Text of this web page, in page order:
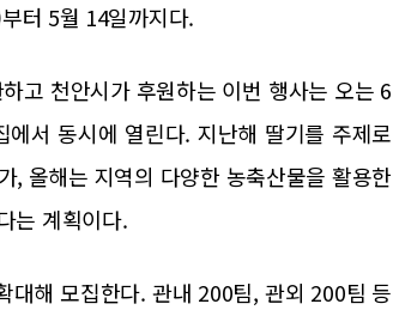
터 5월 14일까지다.
고 천안시가 후원하는 이번 행사는 오는 6
서 동시에 열린다. 지난해 딸기를 주제로
, 올해는 지역의 다양한 농축산물을 활용한
는 계획이다.
대해 모집한다. 관내 200팀, 관외 200팀 등